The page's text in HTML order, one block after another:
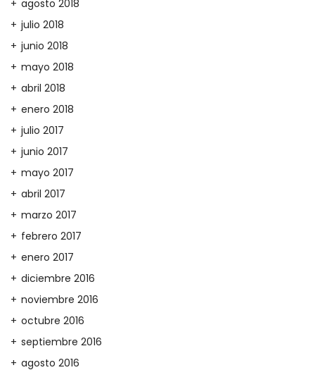
agosto 2018
julio 2018
junio 2018
mayo 2018
abril 2018
enero 2018
julio 2017
junio 2017
mayo 2017
abril 2017
marzo 2017
febrero 2017
enero 2017
diciembre 2016
noviembre 2016
octubre 2016
septiembre 2016
agosto 2016